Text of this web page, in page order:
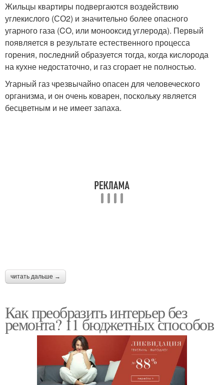
Жильцы квартиры подвергаются воздействию
углекислого (СО2) и значительно более опасного
угарного газа (CO, или монооксид углерода). Первый
появляется в результате естественного процесса
горения, последний образуется тогда, когда кислорода
на кухне недостаточно, и газ сгорает не полностью.
Угарный газ чрезвычайно опасен для человеческого
организма, и он очень коварен, поскольку является
бесцветным и не имеет запаха.
читать дальше →
Как преобразить интерьер без
ремонта? 11 бюджетных способов